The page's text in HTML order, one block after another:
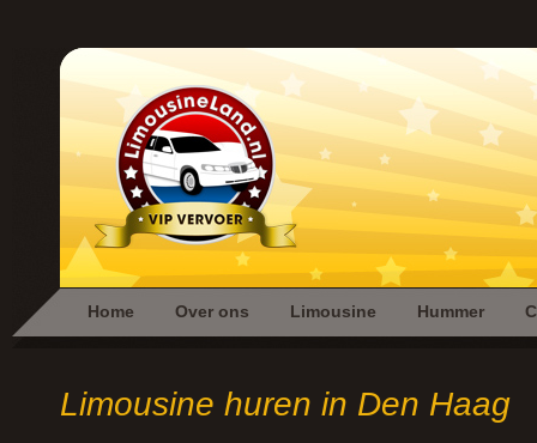
Home Over ons Limousine Hummer
Limousine huren in Den Haag